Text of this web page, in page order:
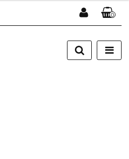
Zaloguj się
Zarejestruj się
0